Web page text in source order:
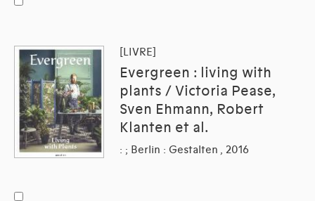
[LIVRE]
Evergreen : living with
plants / Victoria Pease,
Sven Ehmann, Robert
Klanten et al.
: ; Berlin : Gestalten , 2016